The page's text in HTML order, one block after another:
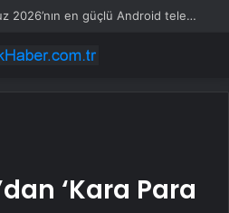
AnTuTu açıkladı: Temmuz 2026’nın en güçlü Android telefonları belli oldu
‘Kara Para